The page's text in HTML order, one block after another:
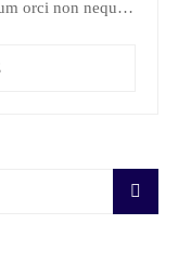
orci non neque